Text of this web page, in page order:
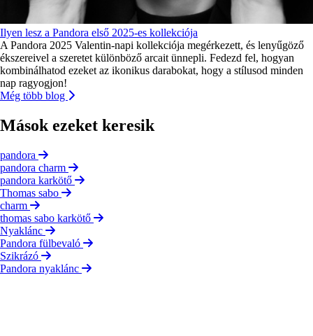
Ilyen lesz a Pandora első 2025-es kollekciója
A Pandora 2025 Valentin-napi kollekciója megérkezett, és lenyűgöző
ékszereivel a szeretet különböző arcait ünnepli. Fedezd fel, hogyan
kombinálhatod ezeket az ikonikus darabokat, hogy a stílusod minden
nap ragyogjon!
Még több blog
Mások ezeket keresik
pandora
pandora charm
pandora karkötő
Thomas sabo
charm
thomas sabo karkötő
Nyaklánc
Pandora fülbevaló
Szikrázó
Pandora nyaklánc